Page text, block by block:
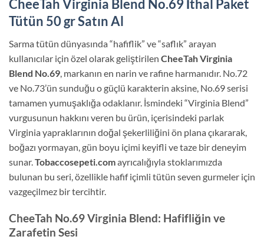
CheeTah Virginia Blend No.69 İthal Paket
Tütün 50 gr Satın Al
Sarma tütün dünyasında “hafiflik” ve “saflık” arayan
kullanıcılar için özel olarak geliştirilen CheeTah Virginia
Blend No.69, markanın en narin ve rafine harmanıdır. No.72
ve No.73’ün sunduğu o güçlü karakterin aksine, No.69 serisi
tamamen yumuşaklığa odaklanır. İsmindeki “Virginia Blend”
vurgusunun hakkını veren bu ürün, içerisindeki parlak
Virginia yapraklarının doğal şekerliliğini ön plana çıkararak,
boğazı yormayan, gün boyu içimi keyifli ve taze bir deneyim
sunar.Tobaccosepeti.comayrıcalığıyla stoklarımızda
bulunan bu seri, özellikle hafif içimli tütün seven gurmeler için
vazgeçilmez bir tercihtir.
CheeTah No.69 Virginia Blend: Hafifliğin ve
Zarafetin Sesi